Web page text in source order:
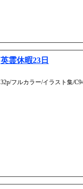
英霊休暇23日
32p/フルカラー/イラスト集/